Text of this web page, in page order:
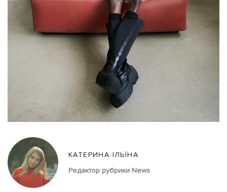
КАТЕРИНА ІЛЬЇНА
Редактор рубрики News